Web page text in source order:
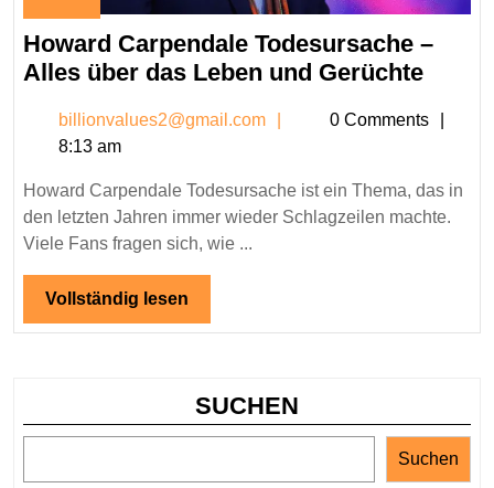
28,
2026
Howard Carpendale Todesursache –
Alles über das Leben und Gerüchte
Alles
über
billionvalues2@gmail.com
0 Comments
8:13 am
Howard Carpendale Todesursache ist ein Thema, das in
den letzten Jahren immer wieder Schlagzeilen machte.
Viele Fans fragen sich, wie ...
Vollständig lesen
lesen
SUCHEN
Suchen